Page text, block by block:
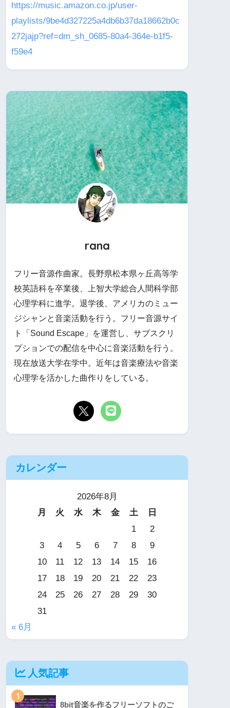
https://music.amazon.co.jp/user-
playlists/9be4d327225a4db6b37da18662b0c
272jajp?ref=dm_sh_0685-80a4-364e-b1f5-
f59e4
rana
フリー音源作曲家。長野県松本県ヶ丘高等学
校英語科を卒業後、上智大学総合人間科学部
心理学科に進学。退学後、アメリカのミュー
ジシャンと音楽活動を行う。フリー音源サイ
ト「Sound Escape」を運営し、サブスクリ
プションでの配信を中心に音楽活動を行う。
現在放送大学在学中。近年は音楽療法や音楽
心理学を活かした曲作りをしている。
カレンダー
2026年8月
月
火 水 木 金 土
日
1
2
3
4 5 6 7 8
9
10
11 12 13 14 15
16
17
18 19 20 21 22
23
24
25 26 27 28 29
30
31
« 6月
人気記事
1
8bit音楽を作るフリーソフトのご